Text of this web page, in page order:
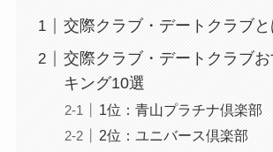
交際クラブ・デートクラブと
交際クラブ・デートクラブ
キング10選
1位：青山プラチナ倶楽部
2位：ユニバース倶楽部